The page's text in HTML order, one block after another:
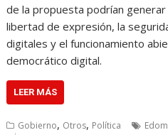
de la propuesta podrían
libertad de expresión, la
digitales y el funcionamiento
democrático digital.
LEER MÁS
Gobierno, Otros, Política